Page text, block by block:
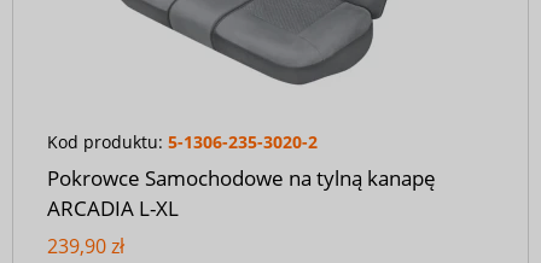
Kod produktu: 5-1306-235-3020-2
Pokrowce Samochodowe na tylną kanapę
ARCADIA L-XL
239,90 zł